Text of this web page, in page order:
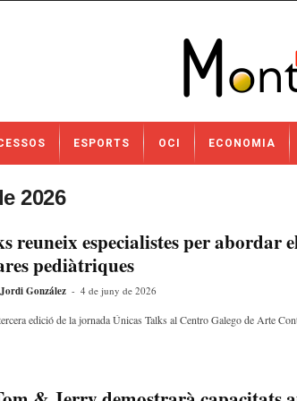
ESPORTS OCI ECONOMIA
2026
reuneix especialistes per abordar
pediàtriques
Jordi González - 4 de juny de 2026
edició de la jornada Únicas Talks al Centro Galego de Arte